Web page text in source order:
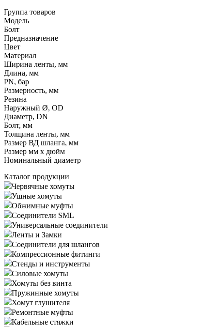
Группа товаров
Модель
Болт
Предназначение
Цвет
Материал
Ширина ленты, мм
Длина, мм
PN, бар
Размерность, мм
Резина
Наружный Ø, OD
Диаметр, DN
Болт, мм
Толщина ленты, мм
Размер ВД шланга, мм
Размер мм x дюйм
Номинальный диаметр
Каталог продукции
Червячные хомуты
Ушные хомуты
Обжимные муфты
Соединители SML
Универсальные соединители
Ленты и Замки
Соединители для шлангов
Компрессионные фитинги
Стенды и инструменты
Силовые хомуты
Хомуты без винта
Пружинные хомуты
Хомут глушителя
Ремонтные муфты
Кабельные стяжки